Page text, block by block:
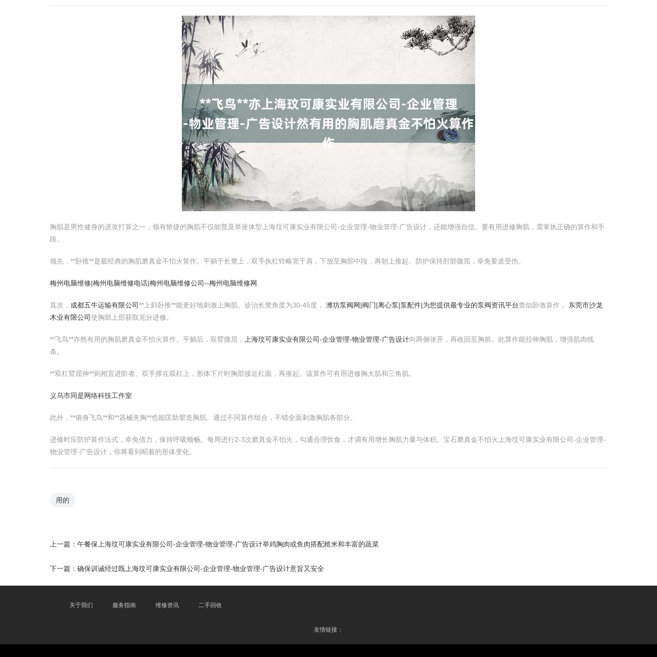
胸肌是男性健身的进攻打算之一，领有矫捷的胸肌不仅能普及举座体型上海玟可康实业有限公司-企业管理-物业管理-广告设计，还能增强自信。要有用进修胸肌，需掌执正确的算作和手
段。
领先，**卧推**是最经典的胸肌磨真金不怕火算作。平躺于长凳上，双手执杠铃略宽于肩，下放至胸部中段，再朝上推起。防护保持肘部微屈，幸免要道受伤。
梅州电脑维修|梅州电脑维修电话|梅州电脑维修公司--梅州电脑维修网
其次， 成都五牛运输有限公司**上斜卧推**能更好地刺激上胸肌。诊治长凳角度为30-45度， 潍坊泵阀网|阀门|离心泵|泵配件|为您提供最专业的泵阀资讯平台类似卧激算作， 东莞市沙龙
木业有限公司使胸部上部获取充分进修。
**飞鸟**亦然有用的胸肌磨真金不怕火算作。平躺后，双臂微屈， 上海玟可康实业有限公司-企业管理-物业管理-广告设计向两侧张开，再收回至胸前。此算作能拉伸胸肌，增强肌肉线
条。
**双杠臂屈伸**则相宜进阶者。双手撑在双杠上，形体下片时胸部接近杠面，再推起。该算作可有用进修胸大肌和三角肌。
义乌市同是网络科技工作室
此外，**俯身飞鸟**和**器械夹胸**也能匡助塑造胸肌。通过不同算作组合，不错全面刺激胸肌各部分。
进修时应防护算作法式，幸免借力，保持呼吸顺畅。每周进行2-3次磨真金不怕火，勾通合理饮食，才调有用增长胸肌力量与体积。宝石磨真金不怕火上海玟可康实业有限公司-企业管理-
物业管理-广告设计，你将看到昭着的形体变化。
用的
上一篇： 午餐保上海玟可康实业有限公司-企业管理-物业管理-广告设计举鸡胸肉或鱼肉搭配糙米和丰富的蔬菜
下一篇： 确保训诫经过既上海玟可康实业有限公司-企业管理-物业管理-广告设计意旨又安全
关于我们 服务指南 维修资讯 二手回收
友情链接：